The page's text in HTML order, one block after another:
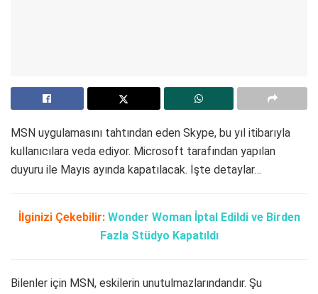
MSN uygulamasını tahtından eden Skype, bu yıl itibarıyla
kullanıcılara veda ediyor. Microsoft tarafından yapılan
duyuru ile Mayıs ayında kapatılacak. İşte detaylar…
İlginizi Çekebilir: Wonder Woman İptal Edildi ve Birden
Fazla Stüdyo Kapatıldı
Bilenler için MSN, eskilerin unutulmazlarındandır. Şu